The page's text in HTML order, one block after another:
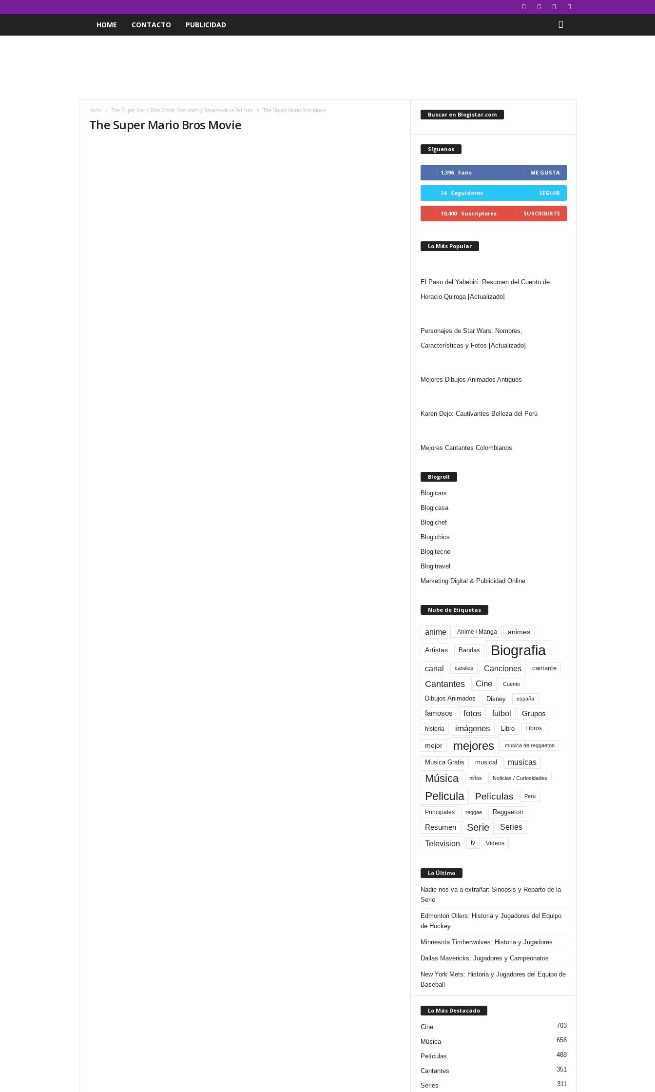
HOME CONTACTO PUBLICIDAD
Inicio The Super Mario Bros Movie: Resumen y Reparto de la Película The Super Mario Bros Movie
The Super Mario Bros Movie
Buscar en Blogistar.com
Síguenos
1,396 Fans ME GUSTA
24 Seguidores SEGUIR
10,400 Suscriptores SUSCRIBIRTE
Lo Más Popular
El Paso del Yabebirí: Resumen del Cuento de
Horacio Quiroga [Actualizado]
Personajes de Star Wars: Nombres,
Características y Fotos [Actualizado]
Mejores Dibujos Animados Antiguos
Karen Dejo: Cautivantes Belleza del Perú
Mejores Cantantes Colombianos
Blogroll
Blogicars
Blogicasa
Blogichef
Blogichics
Blogitecno
Blogitravel
Marketing Digital & Publicidad Online
Nube de Etiquetas
anime Anime / Manga animes
Artistas Bandas Biografia
canal canales Canciones cantante
Cantantes Cine Cuento
Dibujos Animados Disney españa
famosos fotos futbol Grupos
historia imágenes Libro Libros
mejor mejores musica de reggaeton
Musica Gratis musical musicas
Música niños Noticias / Curiosidades
Pelicula Películas Peru
Principales reggae Reggaeton
Resumen Serie Series
Television tv Videos
Lo Último
Nadie nos va a extrañar: Sinopsis y Reparto de la
Serie
Edmonton Oilers: Historia y Jugadores del Equipo
de Hockey
Minnesota Timberwolves: Historia y Jugadores
Dallas Mavericks: Jugadores y Campeonatos
New York Mets: Historia y Jugadores del Equipo de
Baseball
Lo Más Destacado
Cine 703
Música 656
Películas 488
Cantantes 351
Series 311